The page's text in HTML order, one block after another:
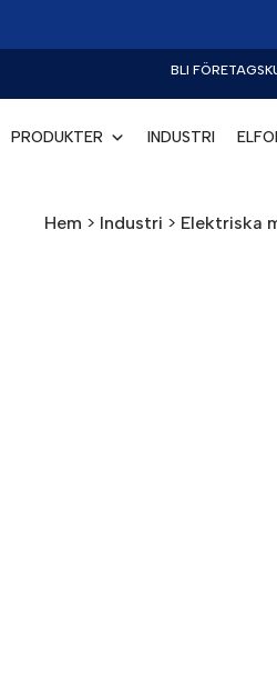
BLI
PRODUKTER INDUSTRI
Hem > Industri > Elektriska